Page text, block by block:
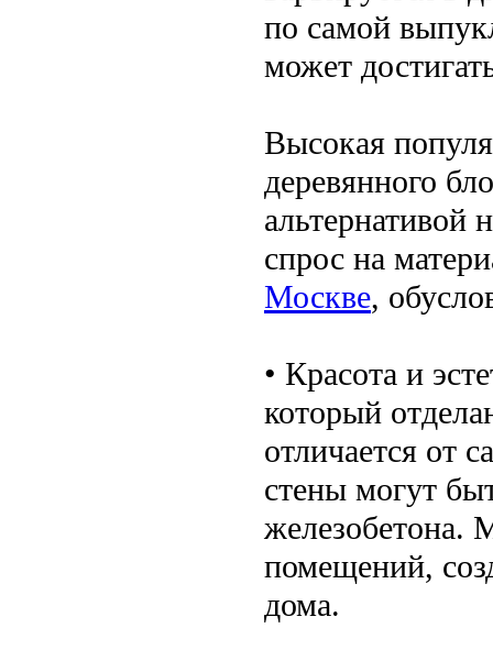
по самой
может
Высокая
деревянного
альтернативой
спрос на
Москве,
• Красота и
который
отличается от
стены могут
железобетона.
помещений,
дома.